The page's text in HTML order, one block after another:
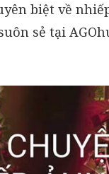
biệt về
sẻ tại